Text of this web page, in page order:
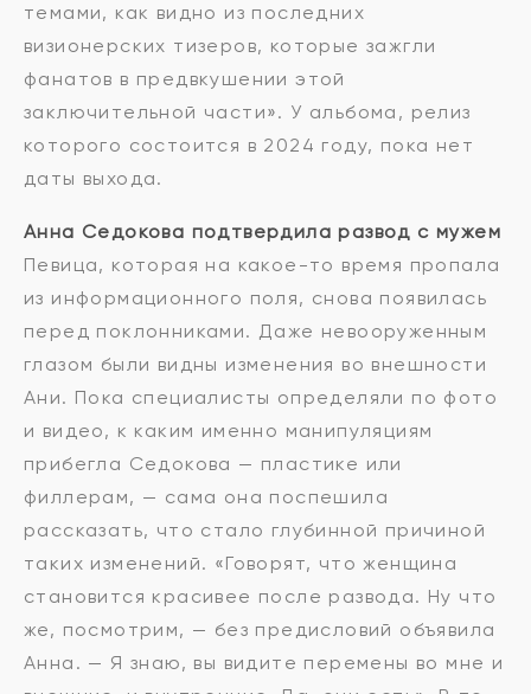
темами, как видно из последних
визионерских тизеров, которые зажгли
фанатов в предвкушении этой
заключительной части». У альбома, релиз
которого состоится в 2024 году, пока нет
даты выхода.
Анна Седокова подтвердила развод с мужем
Певица, которая на какое-то время пропала
из информационного поля, снова появилась
перед поклонниками. Даже невооруженным
глазом были видны изменения во внешности
Ани. Пока специалисты определяли по фото
и видео, к каким именно манипуляциям
прибегла Седокова — пластике или
филлерам, — сама она поспешила
рассказать, что стало глубинной причиной
таких изменений. «Говорят, что женщина
становится красивее после развода. Ну что
же, посмотрим, — без предисловий объявила
Анна. — Я знаю, вы видите перемены во мне и